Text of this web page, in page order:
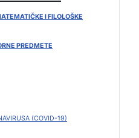
I FILOLOŠKE
PREDMETE
(COVID-19)